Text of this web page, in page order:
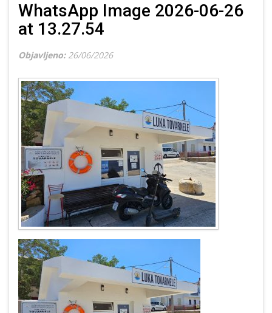
WhatsApp Image 2026-06-26
at 13.27.54
Objavljeno: 26/06/2026